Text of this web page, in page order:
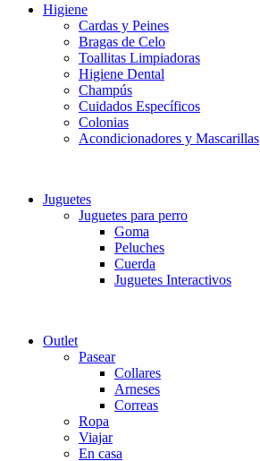
Higiene
Cardas y Peines
Bragas de Celo
Toallitas Limpiadoras
Higiene Dental
Champús
Cuidados Específicos
Colonias
Acondicionadores y Mascarillas
Juguetes
Juguetes para perro
Goma
Peluches
Cuerda
Juguetes Interactivos
Outlet
Pasear
Collares
Arneses
Correas
Ropa
Viajar
En casa